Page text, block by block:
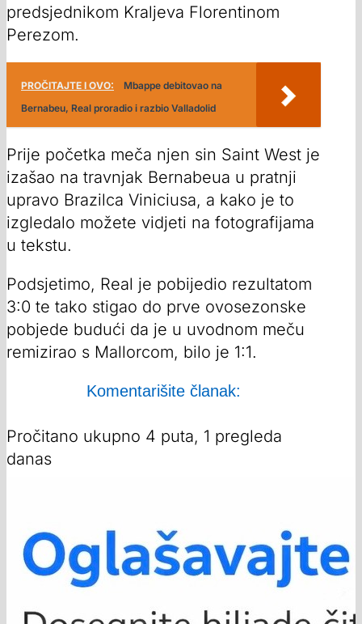
predsjednikom Kraljeva Florentinom
Perezom.
PROČITAJTE I OVO:
Mbappe debitovao na
Bernabeu, Real proradio i razbio Valladolid
Prije početka meča njen sin Saint West je
izašao na travnjak Bernabeua u pratnji
upravo Brazilca Viniciusa, a kako je to
izgledalo možete vidjeti na fotografijama
u tekstu.
Podsjetimo, Real je pobijedio rezultatom
3:0 te tako stigao do prve ovosezonske
pobjede budući da je u uvodnom meču
remizirao s Mallorcom, bilo je 1:1.
Komentarišite članak:
Pročitano ukupno 4 puta, 1 pregleda
danas